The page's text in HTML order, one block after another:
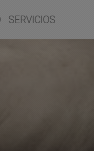
SERVICIOS